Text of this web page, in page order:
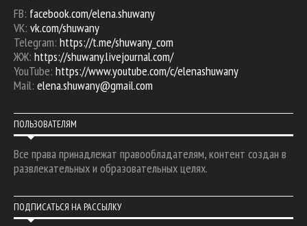
FB: facebook.com/elena.shuwany
VK: vk.com/shuwany
Telegram: https://t.me/shuwany_com
ЖЖ: https://shuwany.livejournal.com/
YouTube: https://www.youtube.com/c/elenashuwany
Mail: elena.shuwany@gmail.com
ПОЛЬЗОВАТЕЛЯМ
Все права принадлежат правообладателям, контент создан в
развлекательных и образовательных целях.
ПОДПИСАТЬСЯ НА РАССЫЛКУ